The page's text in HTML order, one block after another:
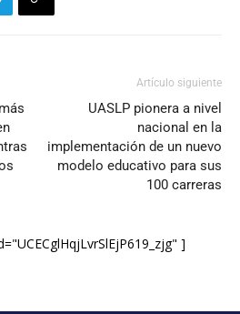
Artículo siguiente
UASLP pionera a nivel
nacional en la
implementación de un nuevo
modelo educativo para sus
100 carreras
]